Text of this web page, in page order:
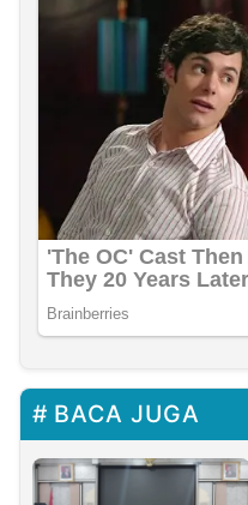
BACA JUGA